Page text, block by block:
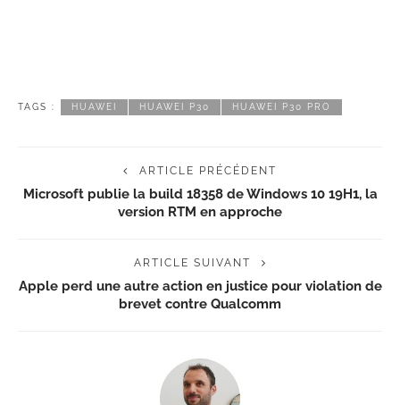
TAGS : HUAWEI HUAWEI P30 HUAWEI P30 PRO
ARTICLE PRÉCÉDENT
Microsoft publie la build 18358 de Windows 10 19H1, la
version RTM en approche
ARTICLE SUIVANT
Apple perd une autre action en justice pour violation de
brevet contre Qualcomm